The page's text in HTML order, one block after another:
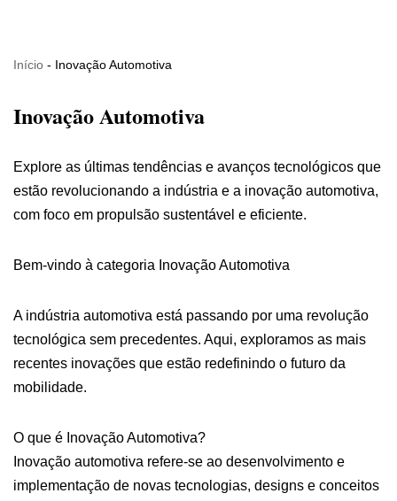
para
conteúdo
Início - Inovação Automotiva
Inovação Automotiva
Explore as últimas tendências e avanços tecnológicos que
estão revolucionando a indústria e a inovação automotiva,
com foco em propulsão sustentável e eficiente.
Bem-vindo à categoria Inovação Automotiva
A indústria automotiva está passando por uma revolução
tecnológica sem precedentes. Aqui, exploramos as mais
recentes inovações que estão redefinindo o futuro da
mobilidade.
O que é Inovação Automotiva?
Inovação automotiva refere-se ao desenvolvimento e
implementação de novas tecnologias, designs e conceitos